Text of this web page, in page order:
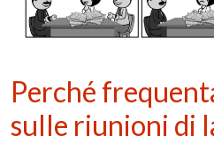
Perché
sulle riunioni di